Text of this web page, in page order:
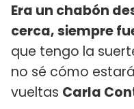
Era un chabón
cerca, siempre
que tengo la
no sé cómo
vueltas Carla